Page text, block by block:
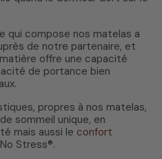
qui compose nos matelas a
de notre partenaire, et
offre une capacité
de portance bien
propres à nos matelas,
sommeil unique, en
mais aussi le confort
Stress®.